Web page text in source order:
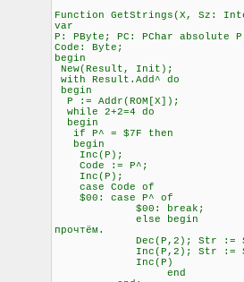
Function GetStrings(X, Sz:
var
P: PByte; PC: PChar absolute
Code: Byte;
begin
New(Result, Init);
with Result.Add^ do
begin
P := Addr(ROM[X]);
while 2+2=4 do \\
begin
if P^ = $7F then \\
begin
Inc(P); \\
Code := P^;
Inc(P);
case Code of
$00: case P^ of
$00: break; \\ А за
else begin \\ Если за
прочтём.
Dec(P,2); Str := Str
Inc(P,2); Str := Str
Inc(P)
end